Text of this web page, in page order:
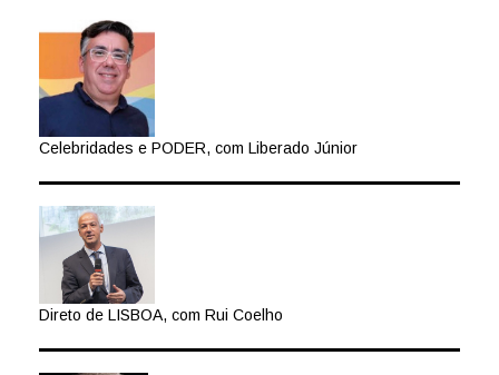
Celebridades e PODER, com Liberado Júnior
Direto de LISBOA, com Rui Coelho